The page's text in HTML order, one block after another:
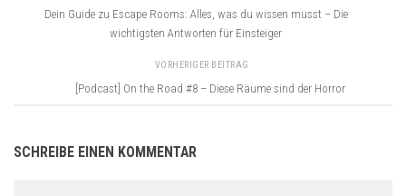
Dein Guide zu Escape Rooms: Alles, was du wissen musst – Die
wichtigsten Antworten für Einsteiger
VORHERIGER BEITRAG
[Podcast] On the Road #8 – Diese Räume sind der Horror
SCHREIBE EINEN KOMMENTAR